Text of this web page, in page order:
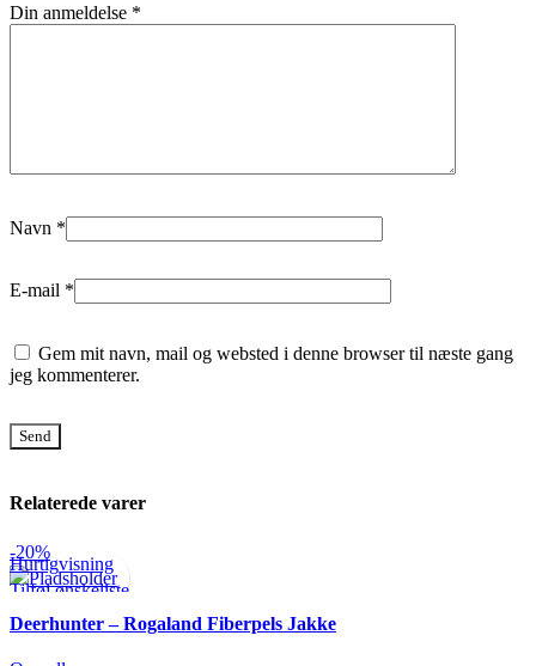
Din anmeldelse *
Navn *
E-mail *
Gem mit navn, mail og websted i denne browser til næste gang
jeg kommenterer.
Relaterede varer
-20%
Hurtigvisning
Tilføj ønskeliste
Deerhunter – Rogaland Fiberpels Jakke